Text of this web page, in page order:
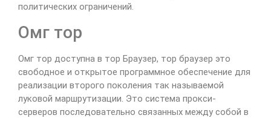
политических ограничений.
Омг тор
Омг тор доступна в тор Браузер, тор браузер это
свободное и открытое программное обеспечение для
реализации второго поколения так называемой
луковой маршрутизации. Это система прокси-
серверов последовательно связанных между собой в